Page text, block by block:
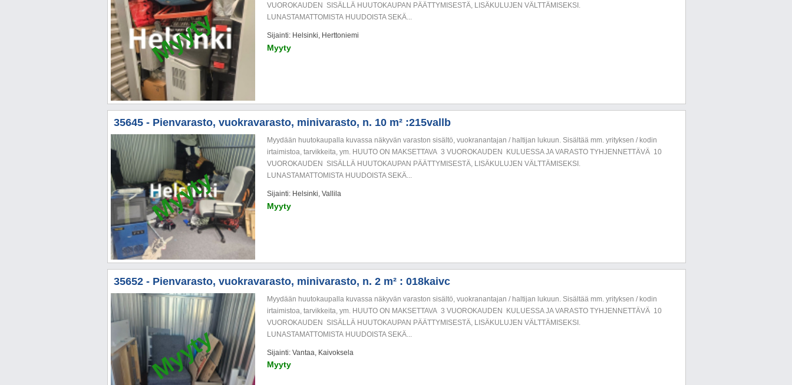
Myyty
VUOROKAUDEN SISÄLLÄ HUUTOKAUPAN PÄÄTTYMISESTÄ, LISÄKULUJEN VÄLTTÄMISEKSI.
LUNASTAMATTOMISTA HUUDOISTA SEKÄ...
Sijainti: Helsinki, Herttoniemi
Myyty
35645 - Pienvarasto, vuokravarasto, minivarasto, n. 10 m² :215vallb
Myyty
Myydään huutokaupalla kuvassa näkyvän varaston sisältö, vuokranantajan / haltijan lukuun. Sisältää mm. yrityksen / kodin
irtaimistoa, tarvikkeita, ym. HUUTO ON MAKSETTAVA 3 VUOROKAUDEN KULUESSA JA VARASTO TYHJENNETTÄVÄ 10
VUOROKAUDEN SISÄLLÄ HUUTOKAUPAN PÄÄTTYMISESTÄ, LISÄKULUJEN VÄLTTÄMISEKSI.
LUNASTAMATTOMISTA HUUDOISTA SEKÄ...
Sijainti: Helsinki, Vallila
Myyty
35652 - Pienvarasto, vuokravarasto, minivarasto, n. 2 m² : 018kaivc
Myyty
Myydään huutokaupalla kuvassa näkyvän varaston sisältö, vuokranantajan / haltijan lukuun. Sisältää mm. yrityksen / kodin
irtaimistoa, tarvikkeita, ym. HUUTO ON MAKSETTAVA 3 VUOROKAUDEN KULUESSA JA VARASTO TYHJENNETTÄVÄ 10
VUOROKAUDEN SISÄLLÄ HUUTOKAUPAN PÄÄTTYMISESTÄ, LISÄKULUJEN VÄLTTÄMISEKSI.
LUNASTAMATTOMISTA HUUDOISTA SEKÄ...
Sijainti: Vantaa, Kaivoksela
Myyty